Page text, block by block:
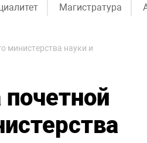
Магистратура
министерства науки и